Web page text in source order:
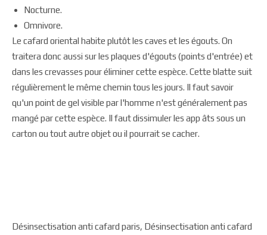
Nocturne.
Omnivore.
Le cafard oriental habite plutôt les caves et les égouts. On
traitera donc aussi sur les plaques d'égouts (points d'entrée) et
dans les crevasses pour éliminer cette espèce. Cette blatte suit
régulièrement le même chemin tous les jours. Il faut savoir
qu'un point de gel visible par l'homme n'est généralement pas
mangé par cette espèce. Il faut dissimuler les app âts sous un
carton ou tout autre objet ou il pourrait se cacher.
Désinsectisation anti cafard paris, Désinsectisation anti cafard